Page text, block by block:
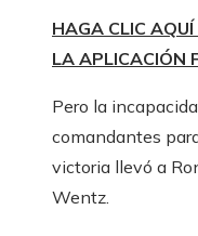
HAGA CLIC
LA APLICACIÓN
Pero la
comandantes
victoria llevó a
Wentz.